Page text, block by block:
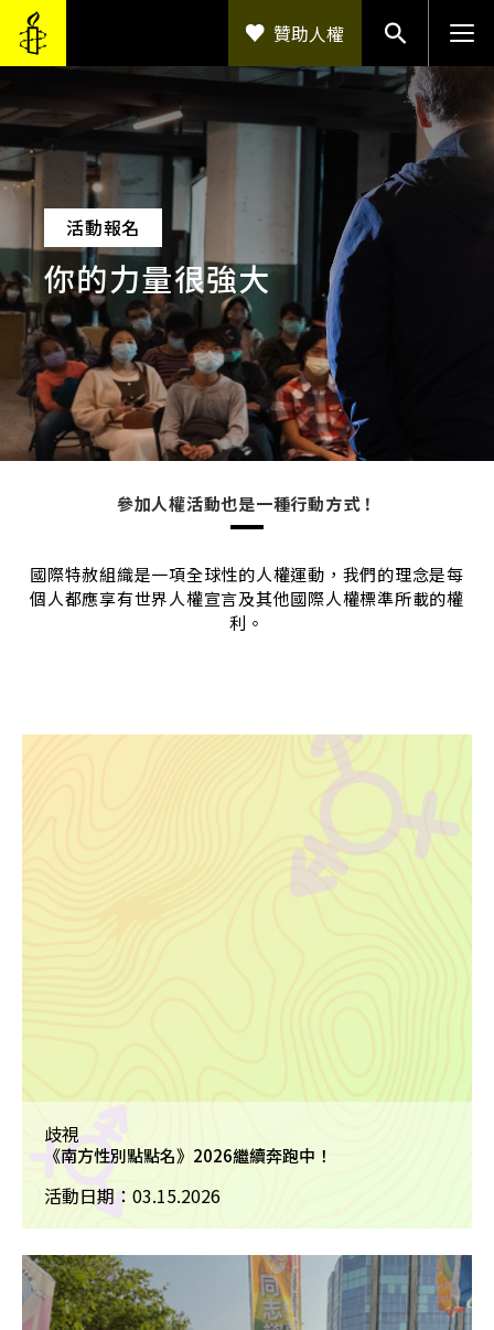
活動報名
你的力量很強大
參加人權活動也是一種行動方式！
國際特赦組織是一項全球性的人權運動，我們的理念是每
個人都應享有世界人權宣言及其他國際人權標準所載的權
利。
歧視
《南方性別點點名》2026繼續奔跑中！
活動日期：03.15.2026
贊助人權